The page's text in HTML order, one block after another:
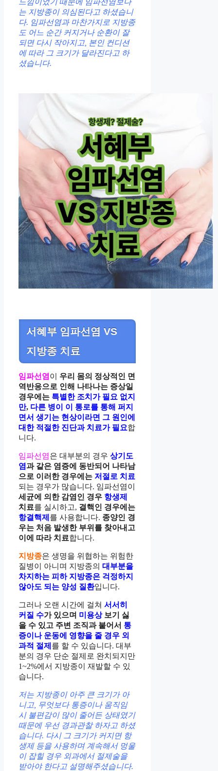
느낌이었기 때문에 임파선염보다
는 지방종이 의심된다고 하셨습니
다. 임파선염과 마찬가지로 지방종
도 어느 순간 커지거나 순환이 잘
되면 다시 작아지고, 본인 컨디션
에 따라 그 크기가 달라진다고 하
셨습니다.
서혜부 임파선염 VS
지방종 치료
임파선염이 우리 몸의 정상적인 면
역반응으로 인해 나타나는 증상일
경우에는 특별한 조치가 필요 없지
만, 다른 병이 이 통로를 통해 퍼지
면서 생기는 현상이라면 그 원인에
대한 적절한 진단과 치료가 필요합
니다.
임파선염은 대부분의 경우 상기도
염과 같은 염증에 동반되어 나타남
으로 이러한 경우에는 저절로 치료
되는 경우가 많습니다. 임파선염이
세균에 의한 감염인 경우 항생제
치료를 실시하고, 결핵인 경우에는
항결핵제 를 사용합니다. 종양인 경
우는 처음 발생한 부위를 찾아내고
이에 따라 치료합니다.
지방종은 생명을 위협하는 위험한
질병이 아니며 지방종의 대부분을
차지하는 피하 지방종은 걱정하지
않아도 되는 양성 질환입니다.
그러나 오랜 시간에 걸쳐 서서히
커질 수가 있으며 미용상보기 싫
을 수 있고 주변 조직과 붙어서 통
증이나 운동에 영향을 줄 경우 외
과적 절제 를 할 수 있습니다. 대부
분의 경우 단순 절제로 완치되지만
1~2%에서 지방종이 재발할 수 있
습니다.
저는 지방종이 아주 큰 크기가 아
니고, 무엇보다 통증이나 움직임
시 불편감이 많이 줄어든 상태였기
때문에 우선 경과관찰 하자고 하셨
습니다. 다시 그 크기가 커지면 항
생제 등을 사용하며 계속해서 멍울
이 잡힐 경우 외과에서 절제술을
받아야 한다고 설명해주셨습니다.